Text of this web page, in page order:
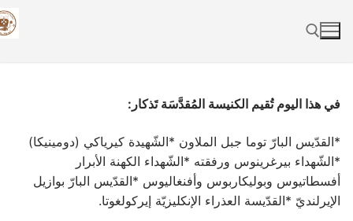
Skip
to
Search for:
في هذا اليوم تُقيم الكنيسة المُقدَّسَة تَذكار:
*القدّيس البارّ توما جبل الملاون *الشّهيدة كيرياكي (دومينيكا)
*الشّهداء بيرغرينوس ورفقته *الشّهداء الكهنة الأبرار
أفسطاتيوس وبوليكاربوس وأفنغاليوس *القدّيس البارّ بوازيل
الإيرلنديّ *القدّيسة العذراء الإنكليزيّة إيركولغوتا.